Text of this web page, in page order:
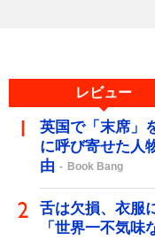
レビュー
英国で「末席」
に呼び寄せた人
由
Book Bang
舌は欠損、衣服
「世界一不気味